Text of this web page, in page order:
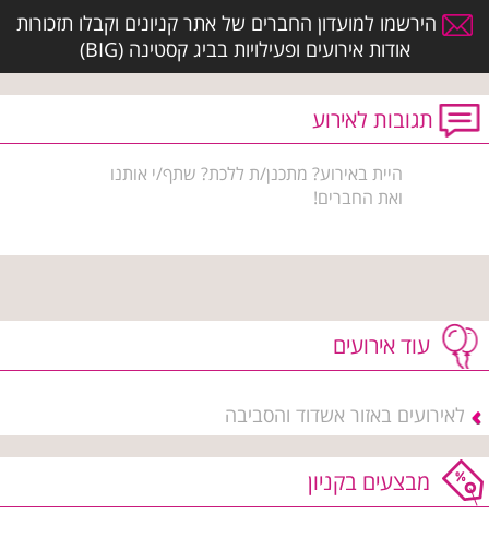
הירשמו למועדון החברים של אתר קניונים וקבלו תזכורות
אודות אירועים ופעילויות בביג קסטינה (BIG)
תגובות לאירוע
היית באירוע? מתכנן/ת ללכת? שתף/י אותנו
ואת החברים!
עוד אירועים
לאירועים באזור אשדוד והסביבה
מבצעים בקניון